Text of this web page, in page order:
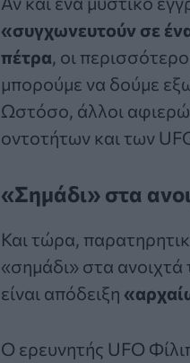
«συγχωνευτούν σε
πέτρα, οι
μπορούμε να δούμε
Ωστόσο, άλλοι
οντοτήτων και των
«Σημάδι» στα
Και τώρα,
«σημάδι» στα
είναι απόδειξη
Ο ερευνητής UFO